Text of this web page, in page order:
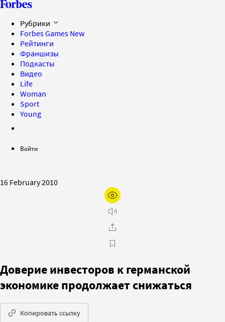
Рубрики
Forbes Games New
Рейтинги
Франшизы
Подкасты
Видео
Life
Woman
Sport
Young
Войти
16 February 2010
Доверие инвесторов к германской
экономике продолжает снижаться
Копировать ссылку